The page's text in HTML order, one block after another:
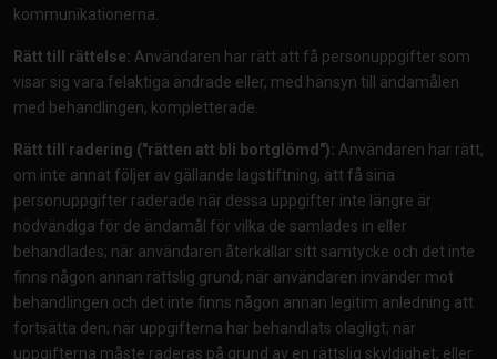
kommunikationerna.
Rätt till rättelse: Användaren har rätt att få personuppgifter som
visar sig vara felaktiga ändrade eller, med hänsyn till ändamålen
med behandlingen, kompletterade.
Rätt till radering ("rätten att bli bortglömd"): Användaren har rätt,
om inte annat följer av gällande lagstiftning, att få sina
personuppgifter raderade när dessa uppgifter inte längre är
nödvändiga för de ändamål för vilka de samlades in eller
behandlades; när användaren återkallar sitt samtycke och det inte
finns någon annan rättslig grund; när användaren invänder mot
behandlingen och det inte finns någon annan legitim anledning att
fortsätta den; när uppgifterna har behandlats olagligt; när
uppgifterna måste raderas på grund av en rättslig skyldighet; eller